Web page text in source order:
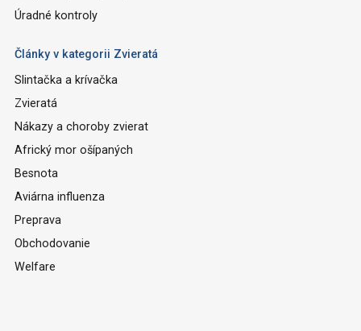
Úradné kontroly
Články v kategorii Zvieratá
Slintačka a krívačka
Zvieratá
Nákazy a choroby zvierat
Africký mor ošípaných
Besnota
Aviárna influenza
Preprava
Obchodovanie
Welfare